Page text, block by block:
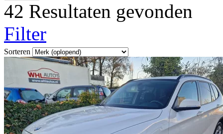
42 Resultaten gevonden
Filter
Sorteren